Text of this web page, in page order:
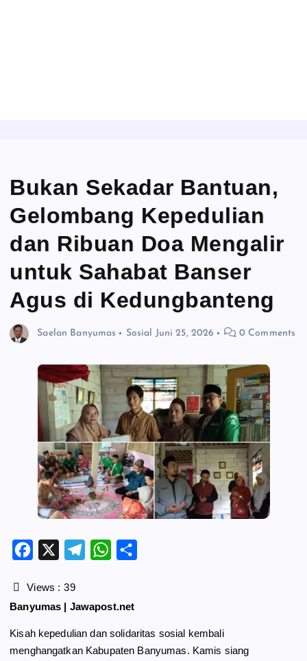
Bukan Sekadar Bantuan,
Gelombang Kepedulian
dan Ribuan Doa Mengalir
untuk Sahabat Banser
Agus di Kedungbanteng
Saelan Banyumas Sosial Juni 25, 2026 0 Comments
c
o
o
r
a
W
A
p
Views : 39
Banyumas | Jawapost.net
Kisah kepedulian dan solidaritas sosial kembali
menghangatkan Kabupaten Banyumas. Kamis siang